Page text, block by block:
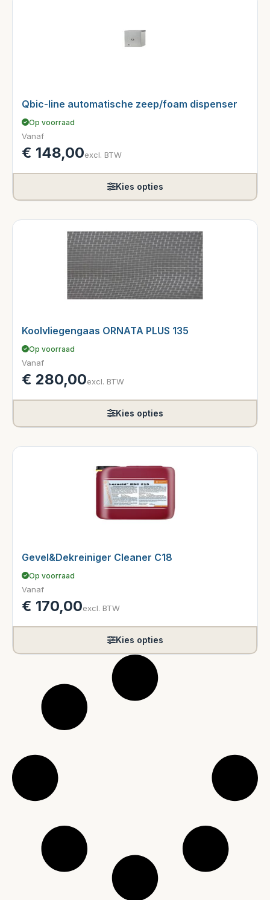
Qbic-line automatische zeep/foam dispenser
Op voorraad
Vanaf
€ 148,00excl. BTW
Kies opties
Koolvliegengaas ORNATA PLUS 135
Op voorraad
Vanaf
€ 280,00excl. BTW
Kies opties
Gevel&Dekreiniger Cleaner C18
Op voorraad
Vanaf
€ 170,00excl. BTW
Kies opties